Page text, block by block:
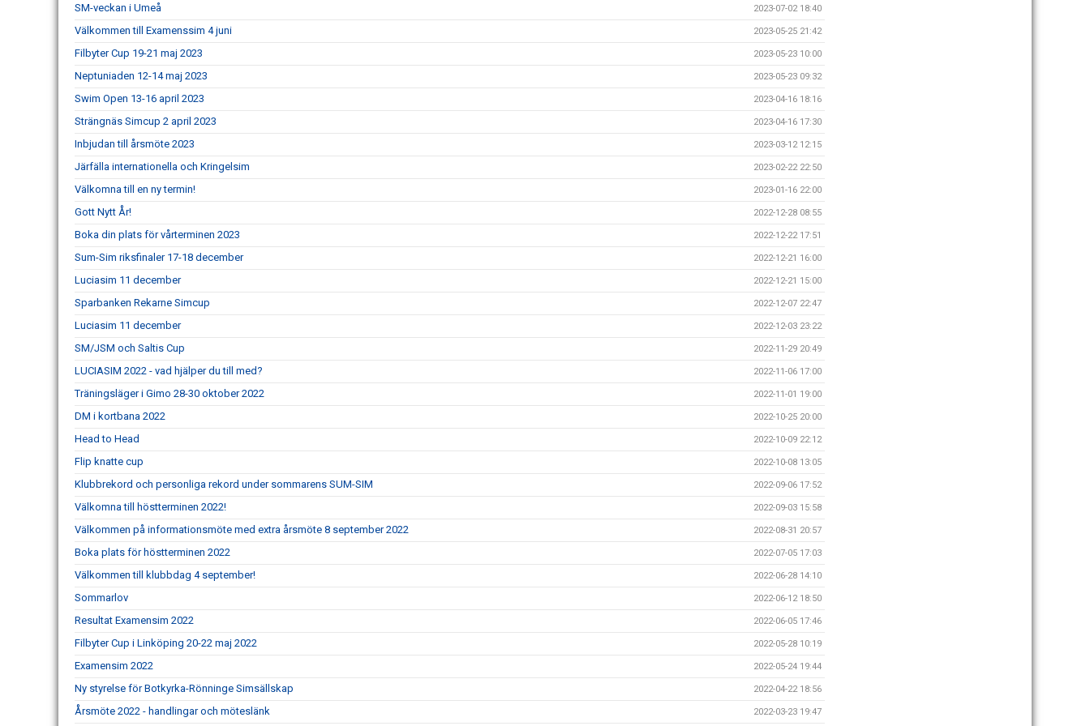
SM-veckan i Umeå 2023-07-02 18:40
Välkommen till Examenssim 4 juni 2023-05-25 21:42
Filbyter Cup 19-21 maj 2023 2023-05-23 10:00
Neptuniaden 12-14 maj 2023 2023-05-23 09:32
Swim Open 13-16 april 2023 2023-04-16 18:16
Strängnäs Simcup 2 april 2023 2023-04-16 17:30
Inbjudan till årsmöte 2023 2023-03-12 12:15
Järfälla internationella och Kringelsim 2023-02-22 22:50
Välkomna till en ny termin! 2023-01-16 22:00
Gott Nytt År! 2022-12-28 08:55
Boka din plats för vårterminen 2023 2022-12-22 17:51
Sum-Sim riksfinaler 17-18 december 2022-12-21 16:00
Luciasim 11 december 2022-12-21 15:00
Sparbanken Rekarne Simcup 2022-12-07 22:47
Luciasim 11 december 2022-12-03 23:22
SM/JSM och Saltis Cup 2022-11-29 20:49
LUCIASIM 2022 - vad hjälper du till med? 2022-11-06 17:00
Träningsläger i Gimo 28-30 oktober 2022 2022-11-01 19:00
DM i kortbana 2022 2022-10-25 20:00
Head to Head 2022-10-09 22:12
Flip knatte cup 2022-10-08 13:05
Klubbrekord och personliga rekord under sommarens SUM-SIM 2022-09-06 17:52
Välkomna till höstterminen 2022! 2022-09-03 15:58
Välkommen på informationsmöte med extra årsmöte 8 september 2022 2022-08-31 20:57
Boka plats för höstterminen 2022 2022-07-05 17:03
Välkommen till klubbdag 4 september! 2022-06-28 14:10
Sommarlov 2022-06-12 18:50
Resultat Examensim 2022 2022-06-05 17:46
Filbyter Cup i Linköping 20-22 maj 2022 2022-05-28 10:19
Examensim 2022 2022-05-24 19:44
Ny styrelse för Botkyrka-Rönninge Simsällskap 2022-04-22 18:56
Årsmöte 2022 - handlingar och möteslänk 2022-03-23 19:47